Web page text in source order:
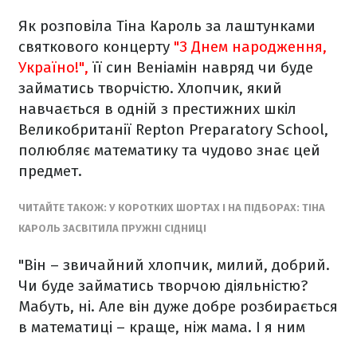
Як розповіла Тіна Кароль за лаштунками
святкового концерту "З Днем народження,
Україно!", її син Веніамін навряд чи буде
займатись творчістю. Хлопчик, який
навчається в одній з престижних шкіл
Великобританії Repton Preparatory School,
полюбляє математику та чудово знає цей
предмет.
ЧИТАЙТЕ ТАКОЖ: У КОРОТКИХ ШОРТАХ І НА ПІДБОРАХ: ТІНА
КАРОЛЬ ЗАСВІТИЛА ПРУЖНІ СІДНИЦІ
"Він – звичайний хлопчик, милий, добрий.
Чи буде займатись творчою діяльністю?
Мабуть, ні. Але він дуже добре розбирається
в математиці – краще, ніж мама. І я ним